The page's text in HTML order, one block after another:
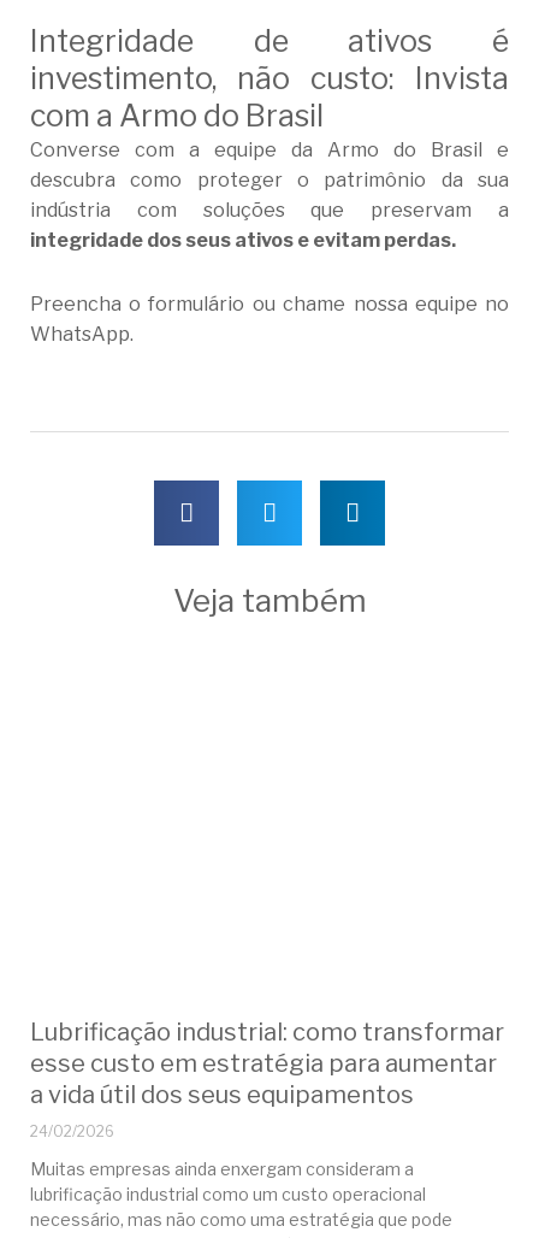
Integridade de ativos é
investimento, não custo: Invista
com a Armo do Brasil
Converse com a equipe da Armo do Brasil e
descubra como proteger o patrimônio da sua
indústria com soluções que preservam a
integridade dos seus ativos e evitam perdas.
Preencha o formulário ou chame nossa equipe no
WhatsApp.
Veja também
Lubrificação industrial: como transformar
esse custo em estratégia para aumentar
a vida útil dos seus equipamentos
24/02/2026
Muitas empresas ainda enxergam consideram a
lubrificação industrial como um custo operacional
necessário, mas não como uma estratégia que pode